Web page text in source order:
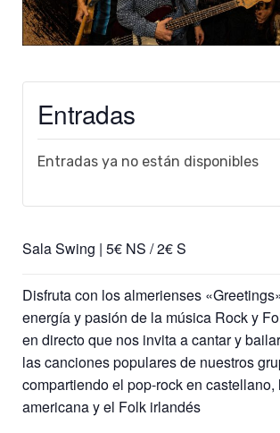
Entradas
Entradas ya no están disponibles
Sala Swing | 5€ NS / 2€ S
Disfruta con los almerienses
energía y pasión de la música Rock y
en directo que nos invita a cantar y
las canciones populares de nuestros
compartiendo el pop-rock en castellano,
americana y el Folk irlandés